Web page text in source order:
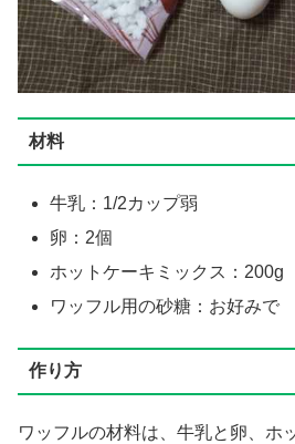
材料
牛乳：1/2カップ弱
卵：2個
ホットケーキミックス：200g
ワッフル用の砂糖：お好みで
作り方
ワッフルの材料は、牛乳と卵、ホ